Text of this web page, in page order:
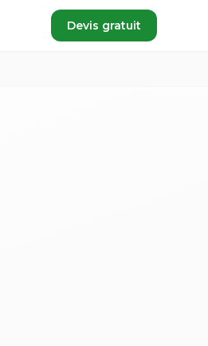
Devis gratuit